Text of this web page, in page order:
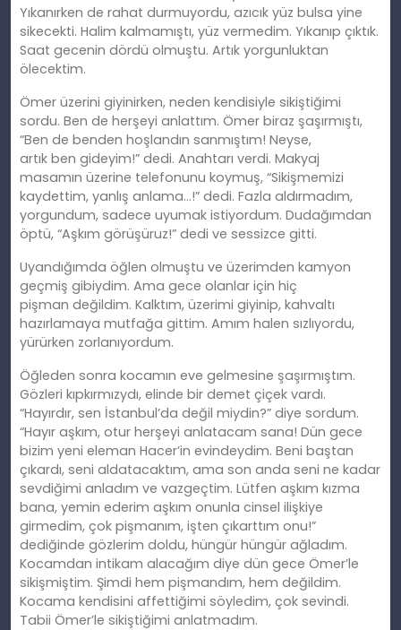
Yıkanırken de rahat durmuyordu, azıcık yüz bulsa yine
sikecekti. Halim kalmamıştı, yüz vermedim. Yıkanıp çıktık.
Saat gecenin dördü olmuştu. Artık yorgunluktan
ölecektim.
Ömer üzerini giyinirken, neden kendisiyle sikiştiğimi
sordu. Ben de herşeyi anlattım. Ömer biraz şaşırmıştı,
“Ben de benden hoşlandın sanmıştım! Neyse,
artık ben gideyim!” dedi. Anahtarı verdi. Makyaj
masamın üzerine telefonunu koymuş, “Sikişmemizi
kaydettim, yanlış anlama…!” dedi. Fazla aldırmadım,
yorgundum, sadece uyumak istiyordum. Dudağımdan
öptü, “Aşkım görüşüruz!” dedi ve sessizce gitti.
Uyandığımda öğlen olmuştu ve üzerimden kamyon
geçmiş gibiydim. Ama gece olanlar için hiç
pişman değildim. Kalktım, üzerimi giyinip, kahvaltı
hazırlamaya mutfağa gittim. Amım halen sızlıyordu,
yürürken zorlanıyordum.
Öğleden sonra kocamın eve gelmesine şaşırmıştım.
Gözleri kıpkırmızydı, elinde bir demet çiçek vardı.
“Hayırdır, sen İstanbul’da değil miydin?” diye sordum.
“Hayır aşkım, otur herşeyi anlatacam sana! Dün gece
bizim yeni eleman Hacer’in evindeydim. Beni baştan
çıkardı, seni aldatacaktım, ama son anda seni ne kadar
sevdiğimi anladım ve vazgeçtim. Lütfen aşkım kızma
bana, yemin ederim aşkım onunla cinsel ilişkiye
girmedim, çok pişmanım, işten çıkarttım onu!”
dediğinde gözlerim doldu, hüngür hüngür ağladım.
Kocamdan intikam alacağım diye dün gece Ömer’le
sikişmiştim. Şimdi hem pişmandım, hem değildim.
Kocama kendisini affettiğimi söyledim, çok sevindi.
Tabii Ömer’le sikiştiğimi anlatmadım.